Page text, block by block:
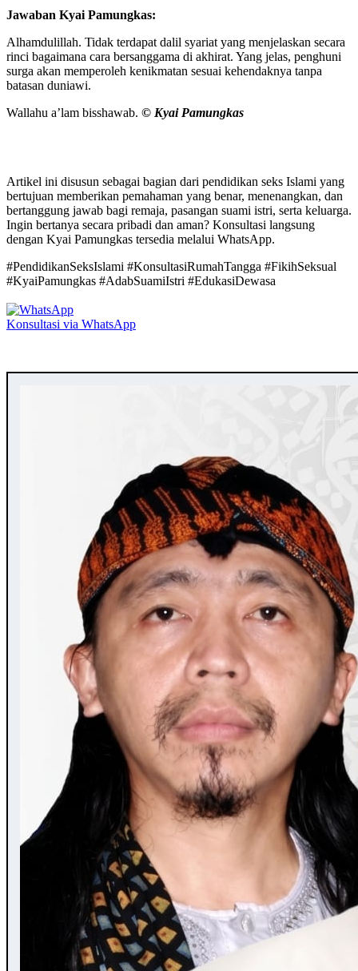
Jawaban Kyai Pamungkas:
Alhamdulillah. Tidak terdapat dalil syariat yang menjelaskan secara
rinci bagaimana cara bersanggama di akhirat. Yang jelas, penghuni
surga akan memperoleh kenikmatan sesuai kehendaknya tanpa
batasan duniawi.
Wallahu a’lam bisshawab. © Kyai Pamungkas
Artikel ini disusun sebagai bagian dari pendidikan seks Islami yang
bertujuan memberikan pemahaman yang benar, menenangkan, dan
bertanggung jawab bagi remaja, pasangan suami istri, serta keluarga.
Ingin bertanya secara pribadi dan aman? Konsultasi langsung
dengan Kyai Pamungkas tersedia melalui WhatsApp.
#PendidikanSeksIslami #KonsultasiRumahTangga #FikihSeksual
#KyaiPamungkas #AdabSuamiIstri #EdukasiDewasa
Konsultasi via WhatsApp